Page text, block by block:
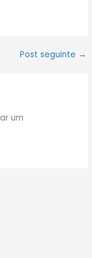
Post seguinte →
um